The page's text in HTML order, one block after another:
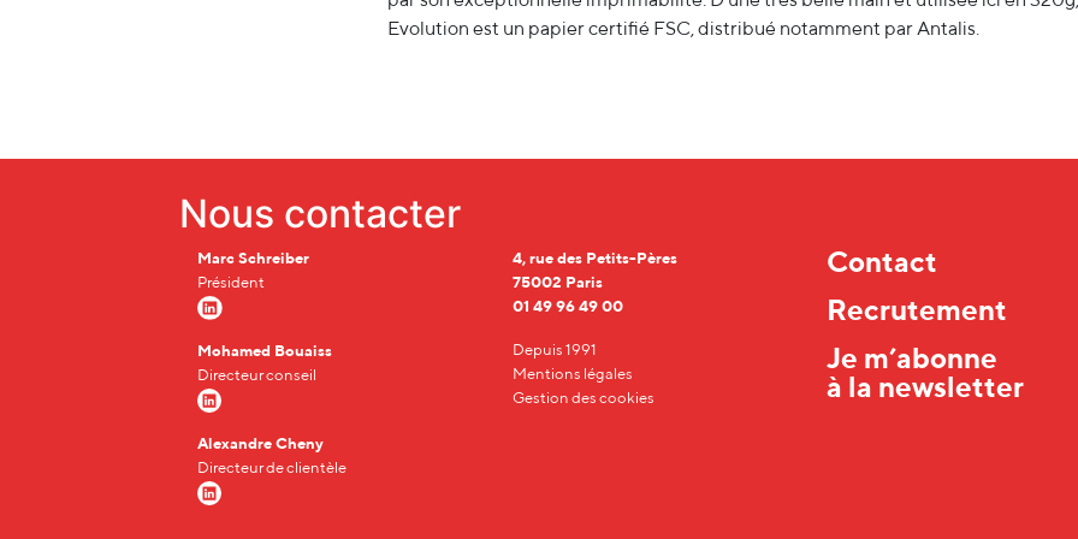
Evolution est un papier certifié FSC, distribué notamment par Antalis.
Nous contacter
Marc Schreiber
Président
Mohamed Bouaiss
Directeur conseil
Alexandre Cheny
Directeur de clientèle
4, rue des Petits-Pères
75002 Paris
01 49 96 49 00
Depuis 1991
Mentions légales
Gestion des cookies
Contact
Recrutement
Je m’abonne
à la newsletter